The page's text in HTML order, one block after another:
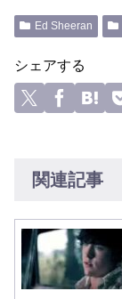
Ed Sheeran
シェアする
関連記事